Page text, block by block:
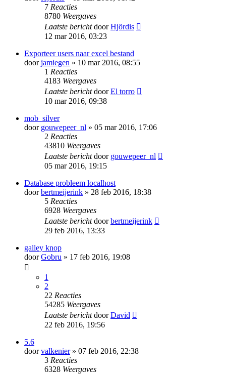
7 Reacties
8780 Weergaves
Laatste berichtdoorHjördis
12 mar 2016, 03:23
Exporteer users naar excel bestand
doorjamiegen » 10 mar 2016, 08:55
1 Reacties
4183 Weergaves
Laatste berichtdoorEl torro
10 mar 2016, 09:38
mob_silver
door gouwepeer_nl » 05 mar 2016, 17:06
2 Reacties
43810 Weergaves
Laatste berichtdoor gouwepeer_nl
05 mar 2016, 19:15
Database probleem localhost
doorbertmeijerink » 28 feb 2016, 18:38
5 Reacties
6928 Weergaves
Laatste berichtdoorbertmeijerink
29 feb 2016, 13:33
galley knop
doorGobru » 17 feb 2016, 19:08
1
2
22 Reacties
54285 Weergaves
Laatste berichtdoorDavid
22 feb 2016, 19:56
5.6
doorvalkenier» 07 feb 2016, 22:38
3 Reacties
6328 Weergaves